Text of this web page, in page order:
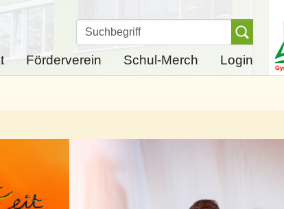
Finden
Förderverein Schul-Merch Login